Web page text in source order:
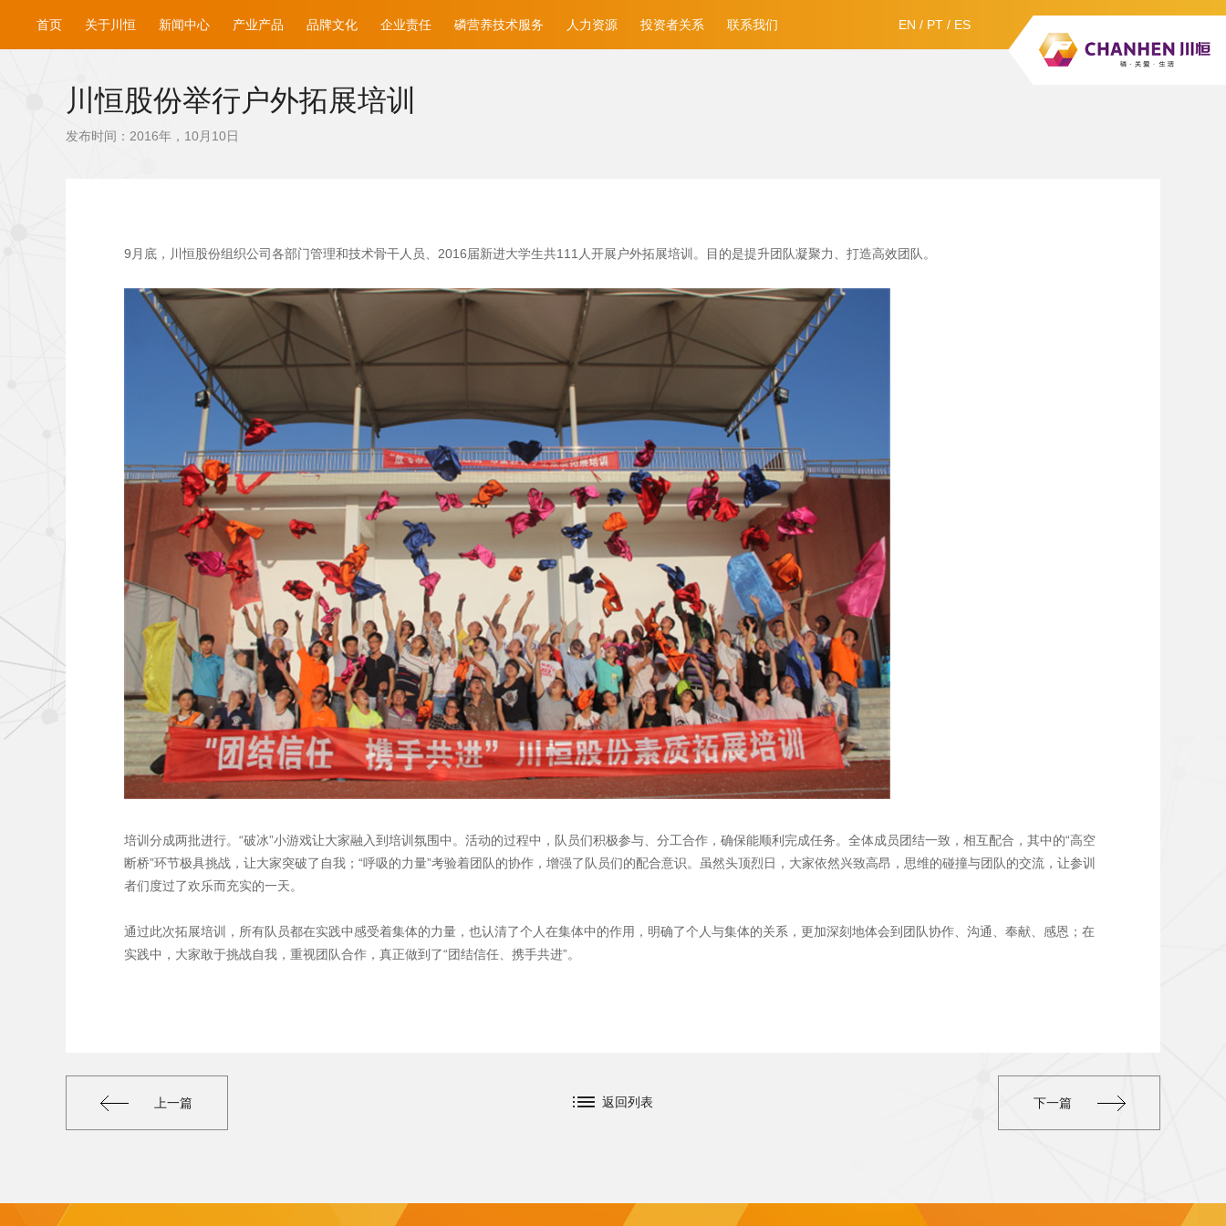
EN / PT / ES
首页 关于川恒 新闻中心 产业产品 品牌文化 企业责任 磷营养技术服务 人力资源 投资者关系 联系我们
川恒股份举行户外拓展培训
发布时间：2016年，10月10日
9月底，川恒股份组织公司各部门管理和技术骨干人员、2016届新进大学生共111人开展户外拓展培训。目的是提升团队凝聚力、打造高效团队。
培训分成两批进行。“破冰”小游戏让大家融入到培训氛围中。活动的过程中，队员们积极参与、分工合作，确保能顺利完成任务。全体成员团结一致，相互配合，其中的“高空
断桥”环节极具挑战，让大家突破了自我；“呼吸的力量”考验着团队的协作，增强了队员们的配合意识。虽然头顶烈日，大家依然兴致高昂，思维的碰撞与团队的交流，让参训
者们度过了欢乐而充实的一天。
通过此次拓展培训，所有队员都在实践中感受着集体的力量，也认清了个人在集体中的作用，明确了个人与集体的关系，更加深刻地体会到团队协作、沟通、奉献、感恩；在
实践中，大家敢于挑战自我，重视团队合作，真正做到了“团结信任、携手共进”。
上一篇 下一篇
返回列表